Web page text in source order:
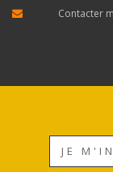
Contacter
JE